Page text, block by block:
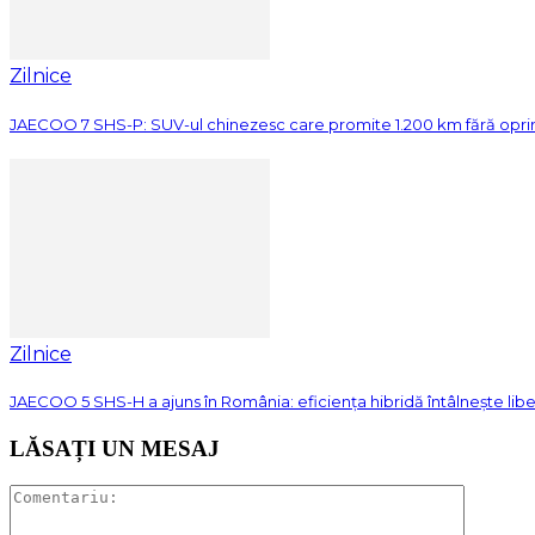
Zilnice
JAECOO 7 SHS-P: SUV-ul chinezesc care promite 1.200 km fără
Zilnice
JAECOO 5 SHS-H a ajuns în România: eficiența hibridă întâlnește
LĂSAȚI UN MESAJ